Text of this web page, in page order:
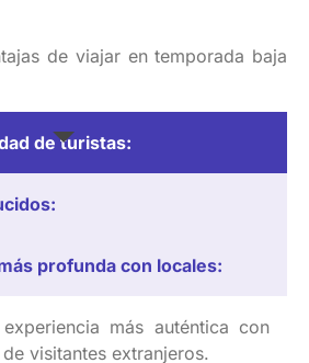
de viajar en temporada baja
de turistas:
profunda con locales:
experiencia más auténtica con
de visitantes extranjeros.